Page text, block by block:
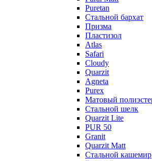
Puretan
Стальной бархат
Призма
Пластизол
Atlas
Safari
Cloudy
Quarzit
Agneta
Purex
Матовый
Стальной шелк
Quarzit Lite
PUR 50
Granit
Quarzit Matt
Стальной кашемир